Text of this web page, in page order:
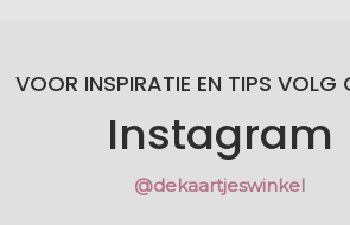
VOOR INSPIRATIE EN TIPS VOLG
Instagram
@dekaartjeswinkel